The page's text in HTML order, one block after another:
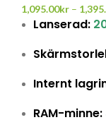
1,095.00kr –
Lanserad:
Internt
RAM-minne: